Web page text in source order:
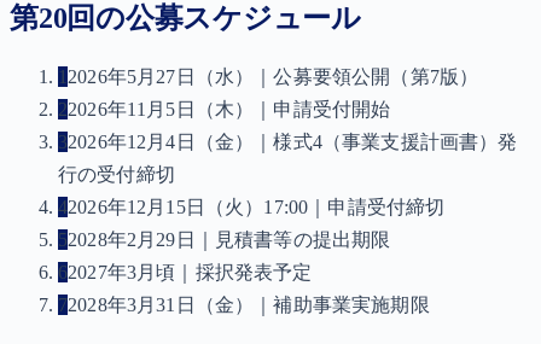
第20回の公募スケジュール
1 2026年5月27日（水）｜公募要領公開（第7版）
22026年11月5日（木）｜申請受付開始
32026年12月4日（金）｜様式4（事業支援計画書）発
行の受付締切
42026年12月15日（火）17:00｜申請受付締切
52028年2月29日｜見積書等の提出期限
62027年3月頃｜採択発表予定
72028年3月31日（金）｜補助事業実施期限